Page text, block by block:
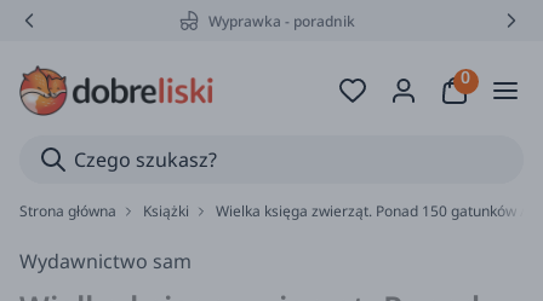
Wyprawka - poradnik
Strona główna Książki Wielka księga zwierząt. Ponad 150 gatunków /
Wydawnictwo sam